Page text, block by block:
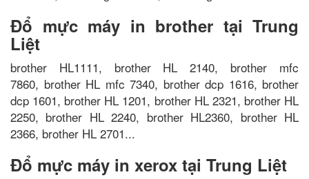
Đổ mực máy in brother tại Trung
Liệt
brother HL1111, brother HL 2140, brother mfc
7860, brother HL mfc 7340, brother dcp 1616, brother
dcp 1601, brother HL 1201, brother HL 2321, brother HL
2250, brother HL 2240, brother HL2360, brother HL
2366, brother HL 2701...
Đổ mực máy in xerox tại Trung Liệt